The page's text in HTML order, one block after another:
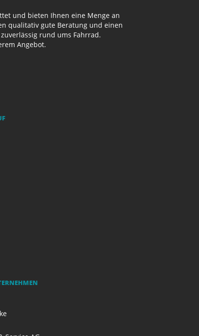
und bieten Ihnen eine Menge an
qualitativ gute Beratung und einen
rund ums Fahrrad.
Angebot.